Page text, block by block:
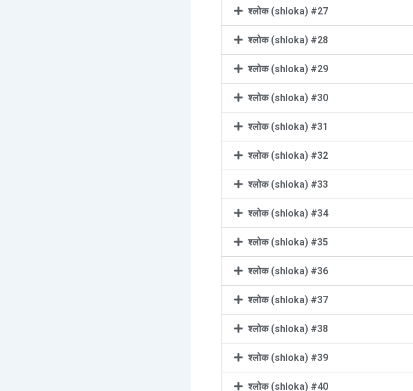
श्लोक (shloka) #27
श्लोक (shloka) #28
श्लोक (shloka) #29
श्लोक (shloka) #30
श्लोक (shloka) #31
श्लोक (shloka) #32
श्लोक (shloka) #33
श्लोक (shloka) #34
श्लोक (shloka) #35
श्लोक (shloka) #36
श्लोक (shloka) #37
श्लोक (shloka) #38
श्लोक (shloka) #39
श्लोक (shloka) #40